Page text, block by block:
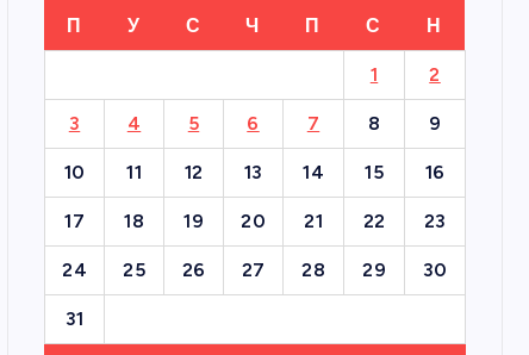
П У С Ч П С Н
1 2
3 4 5 6 7 8 9
10 11 12 13 14 15 16
17 18 19 20 21 22 23
24 25 26 27 28 29 30
31